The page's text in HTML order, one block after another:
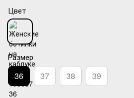
Цвет
Размер
36 37 38 39